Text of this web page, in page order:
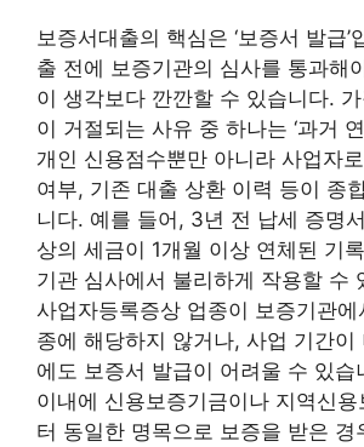
보증서대출의 핵심은 ‘보증서 발급’
출 전에 보증기관의 심사를 통과해
이 생각보다 깐깐할 수 있습니다.
이 거절되는 사유 중 하나는 ‘과거
개인 신용점수뿐만 아니라 사업자
여부, 기존 대출 상환 이력 등이 종
니다. 예를 들어, 3년 전 납세 증명
상의 세금이 1개월 이상 연체된 기
기관 심사에서 불리하게 작용할 수
사업자등록증상 업종이 보증기관에
종에 해당하지 않거나, 사업 기간이
에도 보증서 발급이 어려울 수 있습
이내에 신용보증기금이나 지역신
터 동일한 명목으로 보증을 받은 경